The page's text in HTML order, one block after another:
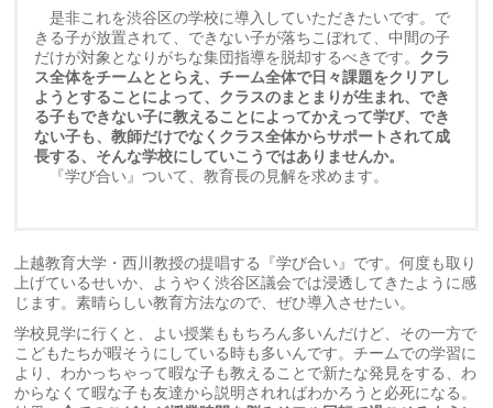
是非これを渋谷区の学校に導入していただきたいです。で
きる子が放置されて、できない子が落ちこぼれて、中間の子
だけが対象となりがちな集団指導を脱却するべきです。 クラ
ス全体をチームととらえ、チーム全体で日々課題をクリアし
ようとすることによって、クラスのまとまりが生まれ、でき
る子もできない子に教えることによってかえって学び、でき
ない子も、教師だけでなくクラス全体からサポートされて成
長する、そんな学校にしていこうではありませんか。
『学び合い』ついて、教育長の見解を求めます。
上越教育大学・西川教授の提唱する『学び合い』です。何度も取り
上げているせいか、ようやく渋谷区議会では浸透してきたように感
じます。素晴らしい教育方法なので、ぜひ導入させたい。
学校見学に行くと、よい授業ももちろん多いんだけど、その一方で
こどもたちが暇そうにしている時も多いんです。チームでの学習に
より、わかっちゃって暇な子も教えることで新たな発見をする、わ
からなくて暇な子も友達から説明されればわかろうと必死になる。